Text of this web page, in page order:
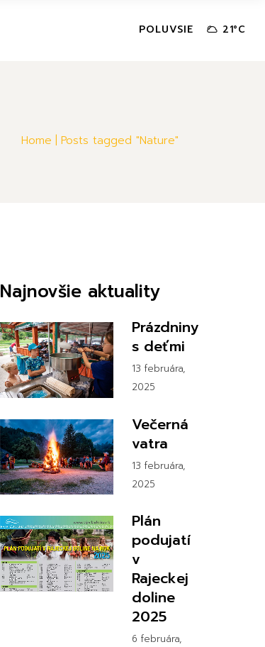
POLUVSIE 21°C
Home Posts tagged "Nature"
Najnovšie aktuality
Prázdniny
s deťmi
13 februára,
2025
Večerná
vatra
13 februára,
2025
Plán
podujatí
v
Rajeckej
doline
2025
6 februára,